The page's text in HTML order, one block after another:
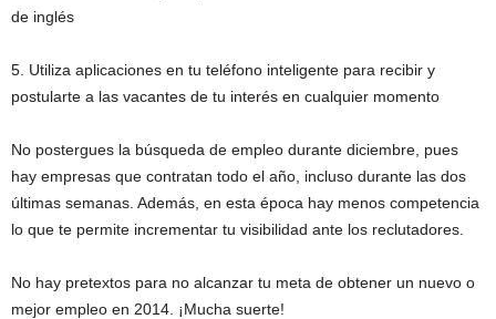
de inglés
5. Utiliza aplicaciones en tu teléfono inteligente para recibir y
postularte a las vacantes de tu interés en cualquier momento
No postergues la búsqueda de empleo durante diciembre, pues
hay empresas que contratan todo el año, incluso durante las dos
últimas semanas. Además, en esta época hay menos competencia
lo que te permite incrementar tu visibilidad ante los reclutadores.
No hay pretextos para no alcanzar tu meta de obtener un nuevo o
mejor empleo en 2014. ¡Mucha suerte!